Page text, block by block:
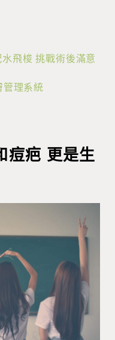
飛梭 挑戰術後滿意
管理系統
痘疤 更是生